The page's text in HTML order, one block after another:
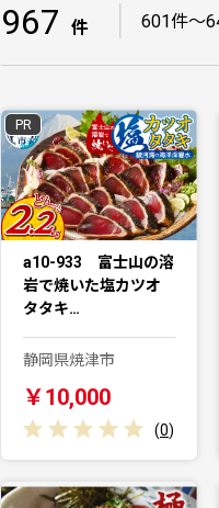
967 件 601件〜
PR
a10-933 富士山の溶
岩で焼いた塩カツオ
タタキ…
静岡県焼津市
￥10,000
(0)